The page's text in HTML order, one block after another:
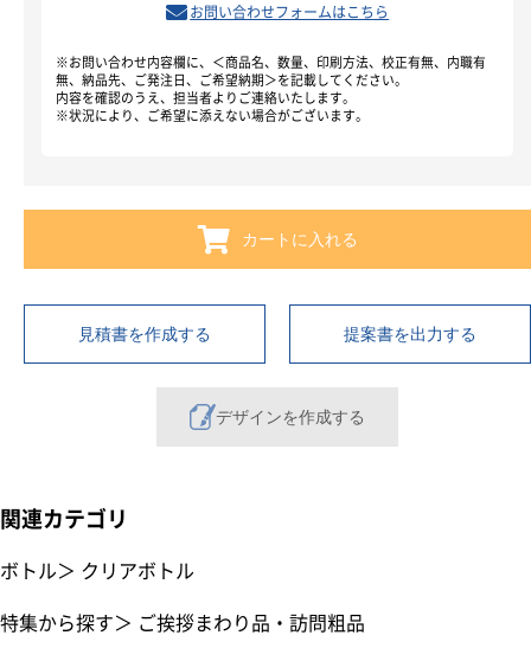
お問い合わせフォームはこちら
※お問い合わせ内容欄に、＜商品名、数量、印刷方法、校正有無、内職有
無、納品先、ご発注日、ご希望納期＞を記載してください。
内容を確認のうえ、担当者よりご連絡いたします。
※状況により、ご希望に添えない場合がございます。
カートに入れる
見積書を作成する 提案書を出力する
デザインを作成する
関連カテゴリ
ボトル＞ クリアボトル
特集から探す＞ ご挨拶まわり品・訪問粗品